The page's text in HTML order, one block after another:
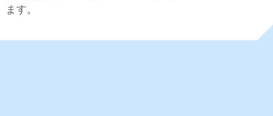
ます。